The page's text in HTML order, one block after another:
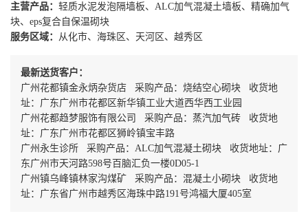
主营产品： 轻质水泥发泡隔墙板、ALC加气混凝土墙板、精确加气
块、eps复合自保温砌块
服务区域：
从化市、海珠区、天河区、越秀区
最新送货客户：
广州花都镇金永炳杂货店 采购产品：烧结空心砌块 收货地
址：广东广州市花都区新华镇工业大道西华西工业园
广州花都趋梦服饰有限公司 采购产品：蒸汽加气砖 收货地
址：广东广州市花都区狮岭镇宝丰路
广州永生诊所 采购产品：ALC加气混凝土砌块 收货地址：广
东广州市天河路598号百脑汇负一楼0D05-1
广州镇乌峰镇林家沟煤矿 采购产品：混凝土小砌块 收货地
址：广东省广州市越秀区海珠中路191号鸿福大厦405室